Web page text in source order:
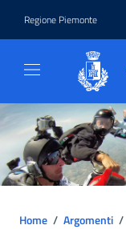
Regione Piemonte
Home / Argomenti /